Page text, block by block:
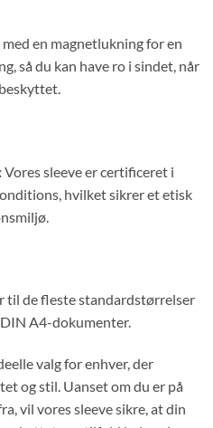
en magnetlukning for en
så du kan have ro i sindet, når
Vores sleeve er certificeret i
hvilket sikrer et etisk
til de fleste standardstørrelser
A4-dokumenter.
valg for enhver, der
og stil. Uanset om du er på
vil vores sleeve sikre, at din